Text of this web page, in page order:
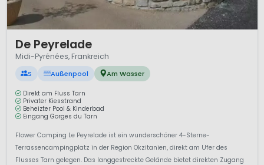
De Peyrelade
Midi-Pyrénées, Frankreich
S Außenpool Am Wasser
Direkt am Fluss Tarn
Privater Kiesstrand
Beheizter Pool & Kinderbad
Eingang Gorges du Tarn
Flower Camping Le Peyrelade ist ein wunderschöner 4-Sterne-
Terrassencampingplatz in der Region Okzitanien, direkt am Ufer des
Flusses Tarn gelegen. Das langgestreckte Gelände bietet direkten Zugang